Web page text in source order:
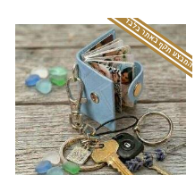
המבצע תקף באתר בלבד